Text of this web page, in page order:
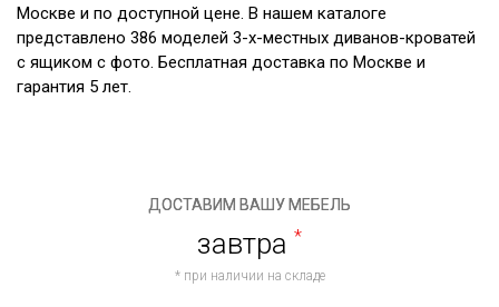
Москве и по доступной цене. В нашем каталоге
представлено 386 моделей 3-х-местных диванов-кроватей
с ящиком с фото. Бесплатная доставка по Москве и
гарантия 5 лет.
ДОСТАВИМ ВАШУ МЕБЕЛЬ
завтра *
* при наличии на складе